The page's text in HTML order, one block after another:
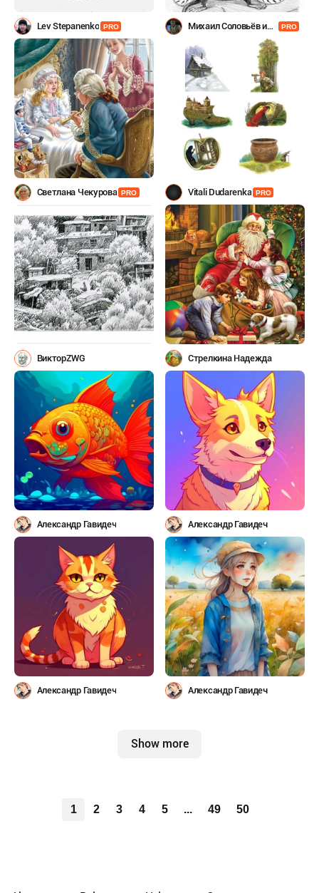
Lev Stepanenko PRO
Михаил Соловьёв и
PRO
Светлана Чекурова PRO Vitali Dudarenka PRO
ВикторZWG Стрелкина Надежда
Александр Гавидеч Александр Гавидеч
Александр Гавидеч Александр Гавидеч
Show more
1 2 3 4 5 ... 49 50